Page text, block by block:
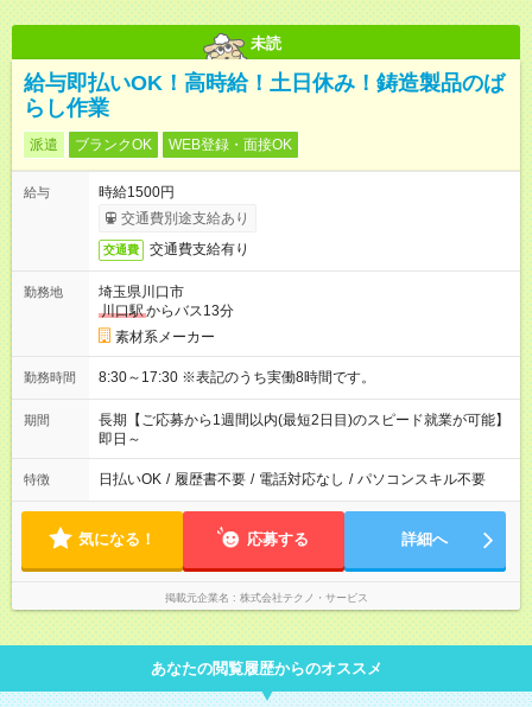
未読
給与即払いOK！高時給！土日休み！鋳造製品のば
らし作業
派遣 ブランクOK WEB登録・面接OK
給与
時給1500円
交通費別途支給あり
交通費 交通費支給有り
勤務地
埼玉県川口市
川口駅からバス13分
素材系メーカー
勤務時間 8:30～17:30 ※表記のうち実働8時間です。
期間
長期【ご応募から1週間以内(最短2日目)のスピード就業が可能】
即日～
特徴 日払いOK / 履歴書不要 / 電話対応なし / パソコンスキル不要
気になる！ 応募する 詳細へ
掲載元企業名 株式会社テクノ・サービス
あなたの閲覧履歴からのオススメ